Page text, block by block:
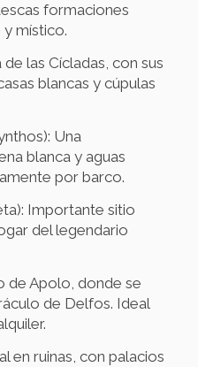
formaciones
y místico.
de las Cícladas, con sus
blancas y cúpulas
Una
blanca y aguas
por barco.
Importante sitio
del legendario
de Apolo, donde se
de Delfos. Ideal
en ruinas, con palacios